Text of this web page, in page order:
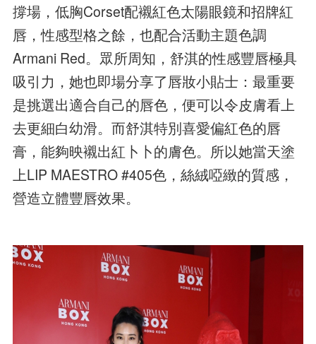
撐場，低胸Corset配襯紅色太陽眼鏡和招牌紅
唇，性感型格之餘，也配合活動主題色調
Armani Red。眾所周知，舒淇的性感豐唇極具
吸引力，她也即場分享了唇妝小貼士：最重要
是挑選出適合自己的唇色，便可以令皮膚看上
去更細白幼滑。而舒淇特別喜愛偏紅色的唇
膏，能夠映襯出紅卜卜的膚色。所以她當天塗
上LIP MAESTRO #405色，絲絨啞緻的質感，
營造立體豐唇效果。